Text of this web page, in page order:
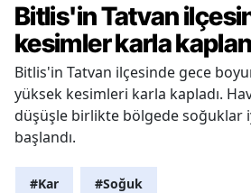
Bitlis'in Tatvan
kesimler karla
Bitlis'in Tatvan ilçesinde gece
yüksek kesimleri karla kapladı.
düşüşle birlikte bölgede soğuklar
başlandı.
#Kar #Soğuk